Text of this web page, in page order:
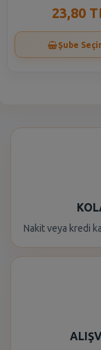
23,80
Şube
Nakit veya kredi